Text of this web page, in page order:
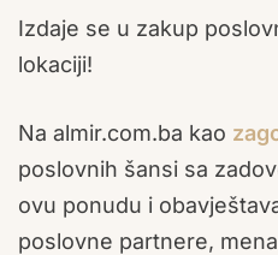
Izdaje se u zakup
lokaciji!
Na almir.com.ba kao
poslovnih šansi sa
ovu ponudu i
poslovne partnere,